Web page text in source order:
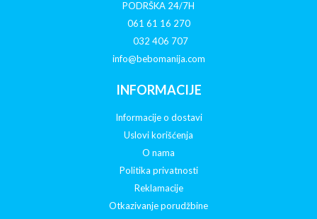
PODRŠKA 24/7H
061 61 16 270
032 406 707
info@bebomanija.com
INFORMACIJE
Informacije o dostavi
Uslovi korišćenja
O nama
Politika privatnosti
Reklamacije
Otkazivanje porudžbine